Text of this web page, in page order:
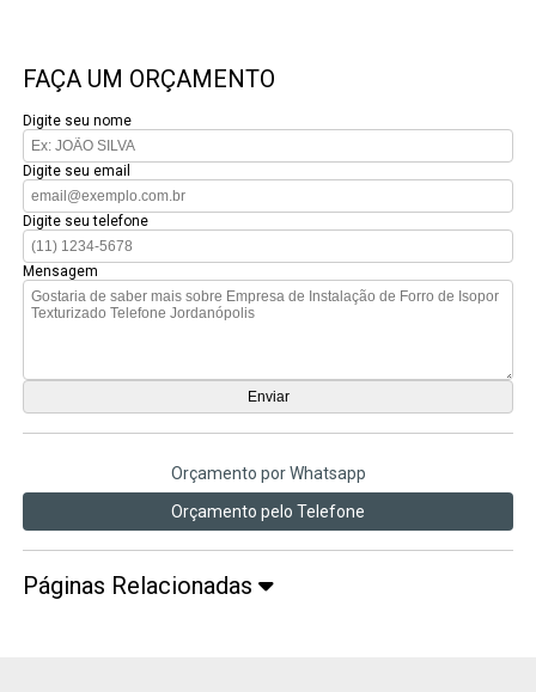
FAÇA UM ORÇAMENTO
Digite seu nome
Digite seu email
Digite seu telefone
Mensagem
Orçamento por Whatsapp
Orçamento pelo Telefone
Páginas Relacionadas